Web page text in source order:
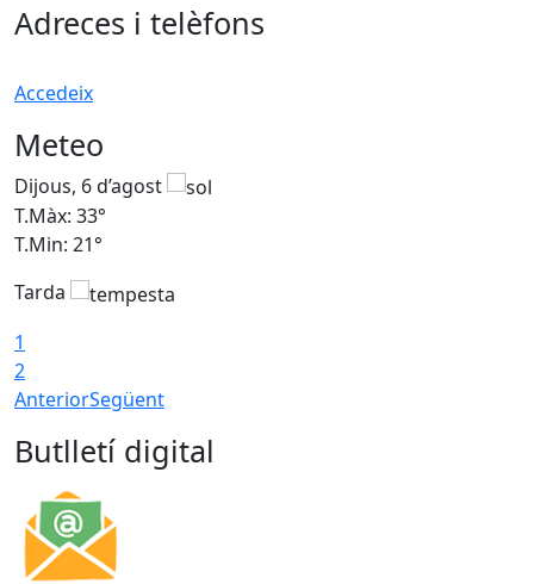
Adreces i telèfons
Accedeix
Meteo
Dijous, 6 d’agost
T.Màx: 33°
T.Min: 21°
Tarda
1
2
AnteriorSegüent
Butlletí digital